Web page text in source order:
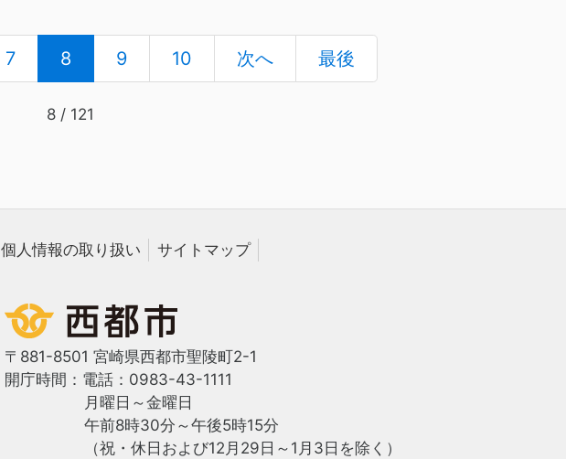
7 8(current)
9 10 次へ 最後
8 / 121
個人情報の取り扱い サイトマップ
〒881-8501 宮崎県西都市聖陵町2-1
電話：0983-43-1111
開庁時間：
月曜日～金曜日
午前8時30分～午後5時15分
（祝・休日および12月29日～1月3日を除く）